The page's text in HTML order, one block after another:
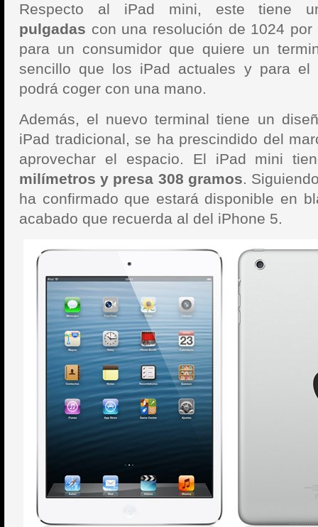
Respecto al iPad mini, este tiene
pulgadas con una resolución de 1024
para un consumidor que quiere un
sencillo que los iPad actuales y para el
podrá coger con una mano.
Además, el nuevo terminal tiene un
iPad tradicional, se ha prescindido del
aprovechar el espacio. El iPad mini
milímetros y presa 308 gramos.
ha confirmado que estará disponible en
acabado que recuerda al del iPhone 5.